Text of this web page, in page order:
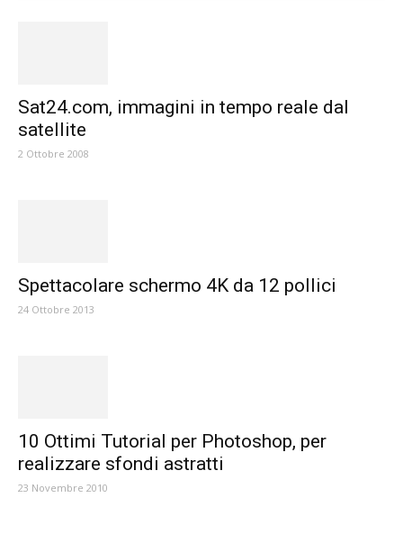
Sat24.com, immagini in tempo reale dal
satellite
2 Ottobre 2008
Spettacolare schermo 4K da 12 pollici
24 Ottobre 2013
10 Ottimi Tutorial per Photoshop, per
realizzare sfondi astratti
23 Novembre 2010